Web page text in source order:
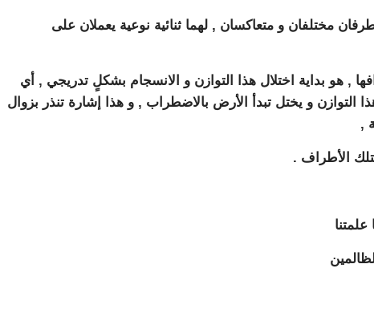
مختلفان و متعاكسان , لهما ثنائية نوعية يعملان على
, هو بداية اختلال هذا التوازن و الانسجام بشكلٍ تدريجي , أي
التوازن و يختل تبدأ الأرض بالاضطراب , و هذا إشارة تنذر بزوال
,
الأطراف .
علمتنا